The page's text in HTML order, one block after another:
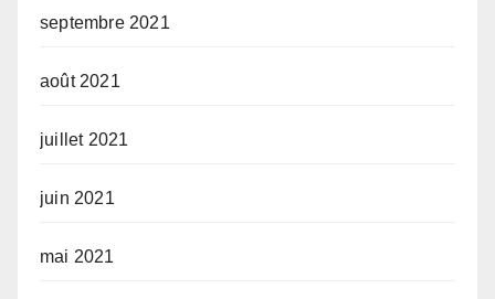
septembre 2021
août 2021
juillet 2021
juin 2021
mai 2021